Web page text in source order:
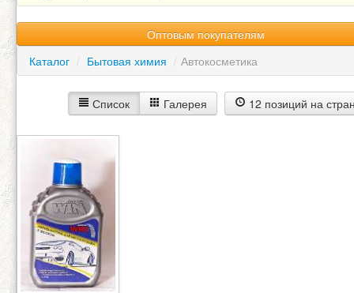
Оптовым покупателям
Каталог / Бытовая химия / Автокосметика
Список Галерея 12 позиций на